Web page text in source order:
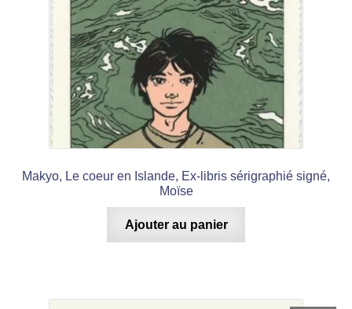
Makyo, Le coeur en Islande, Ex-libris sérigraphié signé,
Moïse
Ajouter au panier